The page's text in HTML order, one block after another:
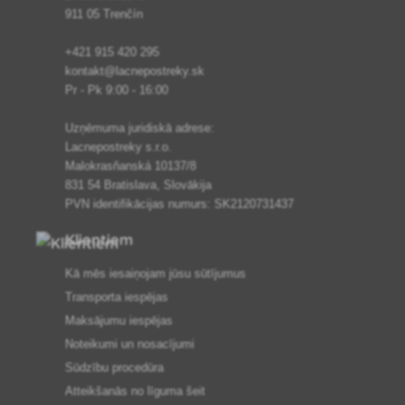
911 05 Trenčín
+421 915 420 295
kontakt@lacnepostreky.sk
Pr - Pk 9:00 - 16:00
Uzņēmuma juridiskā adrese:
Lacnepostreky s.r.o.
Malokrasňanská 10137/8
831 54 Bratislava, Slovākija
PVN identifikācijas numurs: SK2120731437
Klientiem
Kā mēs iesaiņojam jūsu sūtījumus
Transporta iespējas
Maksājumu iespējas
Noteikumi un nosacījumi
Sūdzību procedūra
Atteikšanās no līguma šeit